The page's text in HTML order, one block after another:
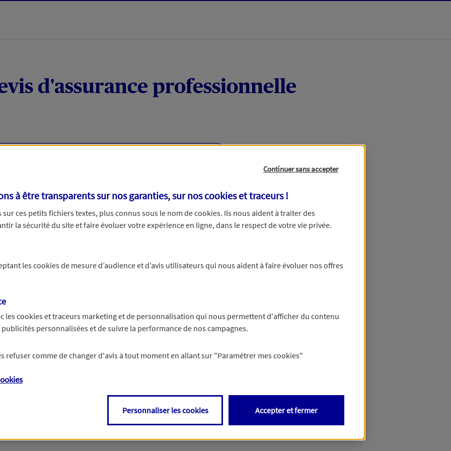
d'assurance professionnelle
fournisseur.
concernant votre entreprise. Un agent prendra le relai pour
adaptées à votre situation au meilleur prix
produits d'assurance professionnelle
Continuer sans accepter
à être transparents sur nos garanties, sur noscookies et traceurs!
ces petits fichiers textes, plus connus sous le nom decookies. Ils nous aident à traiter des
la sécurité du site et faire évoluer votre expérience en ligne, dans le respect de votre vie privée.
les cookies de mesure d’audience et d’avis utilisateurs qui nous aident à faire évoluer nos offres
les cookies et traceurs marketing et de personnalisation qui nous permettent d'afficher du contenu
personnalisées et de suivre la performance de nos campagnes.
refuser comme de changer d'avis à tout moment en allant sur "Paramétrer mes cookies"
Personnaliser les cookies Accepter et fermer